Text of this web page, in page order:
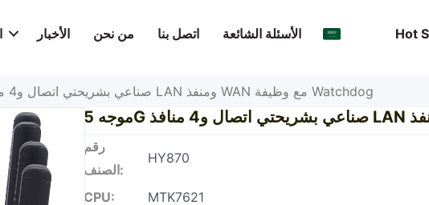
الأخبار من نحن اتصل بنا الأسئلة الشائعة Hot
موجه 5G صناعي بشريحتي اتصال و4 منافذ LAN ومنفذ WAN مع وظيفة Watchdog
رقم
الصنف:
HY870
CPU:
MTK7621